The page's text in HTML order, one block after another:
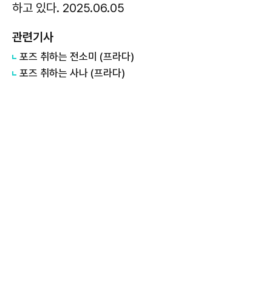
하고 있다. 2025.06.05
관련기사
포즈 취하는 전소미 (프라다)
포즈 취하는 사나 (프라다)